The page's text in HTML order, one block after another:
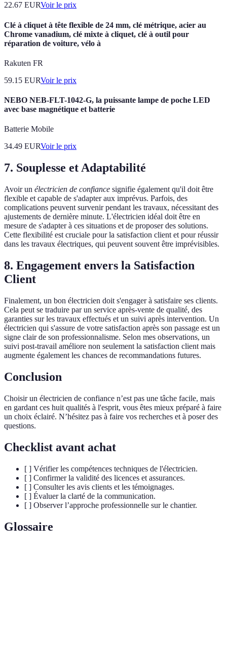
22.67 EURVoir le prix
Clé à cliquet à tête flexible de 24 mm, clé métrique, acier au
Chrome vanadium, clé mixte à cliquet, clé à outil pour
réparation de voiture, vélo à
Rakuten FR
59.15 EURVoir le prix
NEBO NEB-FLT-1042-G, la puissante lampe de poche LED
avec base magnétique et batterie
Batterie Mobile
34.49 EURVoir le prix
7. Souplesse et Adaptabilité
Avoir un électricien de confiance signifie également qu'il doit être
flexible et capable de s'adapter aux imprévus. Parfois, des
complications peuvent survenir pendant les travaux, nécessitant des
ajustements de dernière minute. L'électricien idéal doit être en
mesure de s'adapter à ces situations et de proposer des solutions.
Cette flexibilité est cruciale pour la satisfaction client et pour réussir
dans les travaux électriques, qui peuvent souvent être imprévisibles.
8. Engagement envers la Satisfaction
Client
Finalement, un bon électricien doit s'engager à satisfaire ses clients.
Cela peut se traduire par un service après-vente de qualité, des
garanties sur les travaux effectués et un suivi après intervention. Un
électricien qui s'assure de votre satisfaction après son passage est un
signe clair de son professionnalisme. Selon mes observations, un
suivi post-travail améliore non seulement la satisfaction client mais
augmente également les chances de recommandations futures.
Conclusion
Choisir un électricien de confiance n’est pas une tâche facile, mais
en gardant ces huit qualités à l'esprit, vous êtes mieux préparé à faire
un choix éclairé. N’hésitez pas à faire vos recherches et à poser des
questions.
Checklist avant achat
[ ] Vérifier les compétences techniques de l'électricien.
[ ] Confirmer la validité des licences et assurances.
[ ] Consulter les avis clients et les témoignages.
[ ] Évaluer la clarté de la communication.
[ ] Observer l’approche professionnelle sur le chantier.
Glossaire